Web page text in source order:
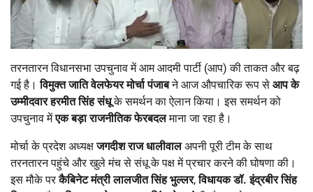
तरनतारन विधानसभा उपचुनाव में आम आदमी पार्टी (आप) की ताकत और बढ़
गई है।विमुक्त जाति वेलफेयर मोर्चा पंजाबने आज औपचारिक रूप से आप के
उम्मीदवार हरमीत सिंह संधूके समर्थन का ऐलान किया। इस समर्थन को
उपचुनाव मेंएक बड़ा राजनीतिक फेरबदलमाना जा रहा है।
मोर्चा के प्रदेश अध्यक्षजगदीश राज धालीवालअपनी पूरी टीम के साथ
तरनतारन पहुंचे और खुले मंच से संधू के पक्ष में प्रचार करने की घोषणा की।
इस मौके परकैबिनेट मंत्री लालजीत सिंह भुल्लर,विधायक डॉ. इंद्रबीर सिंह